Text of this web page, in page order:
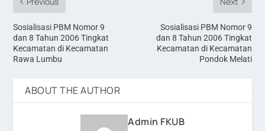
Sosialisasi PBM Nomor 9
dan 8 Tahun 2006 Tingkat
Kecamatan di Kecamatan
Rawa Lumbu
Sosialisasi PBM Nomor 9
dan 8 Tahun 2006 Tingkat
Kecamatan di Kecamatan
Pondok Melati
ABOUT THE AUTHOR
Admin FKUB